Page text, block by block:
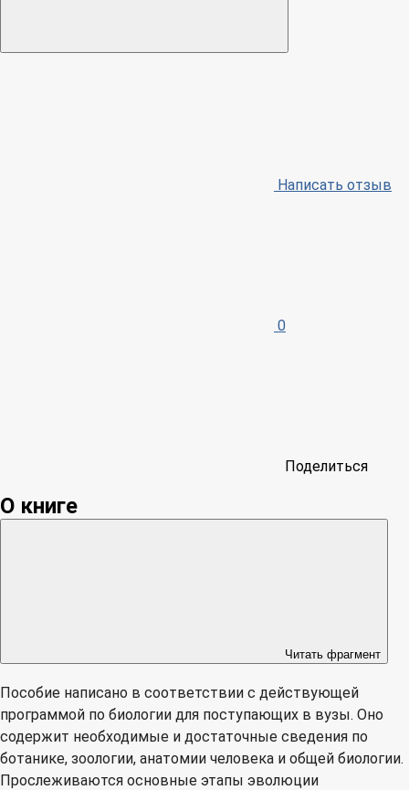
Написать отзыв
0
Поделиться
О книге
Читать фрагмент
Пособие написано в соответствии с действующей
программой по биологии для поступающих в вузы. Оно
содержит необходимые и достаточные сведения по
ботанике, зоологии, анатомии человека и общей биологии.
Прослеживаются основные этапы эволюции